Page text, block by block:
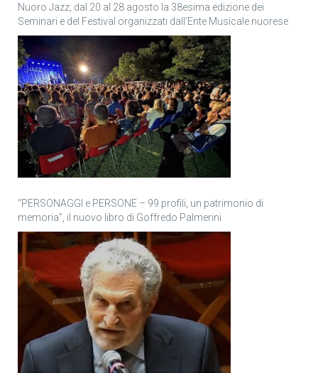
Nuoro Jazz, dal 20 al 28 agosto la 38esima edizione dei
Seminari e del Festival organizzati dall’Ente Musicale nuorese
“PERSONAGGI e PERSONE – 99 profili, un patrimonio di
memoria”, il nuovo libro di Goffredo Palmerini